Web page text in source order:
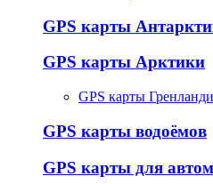
GPS карты
GPS карты Арктики
GPS карты
GPS карты водоёмов
GPS карты для